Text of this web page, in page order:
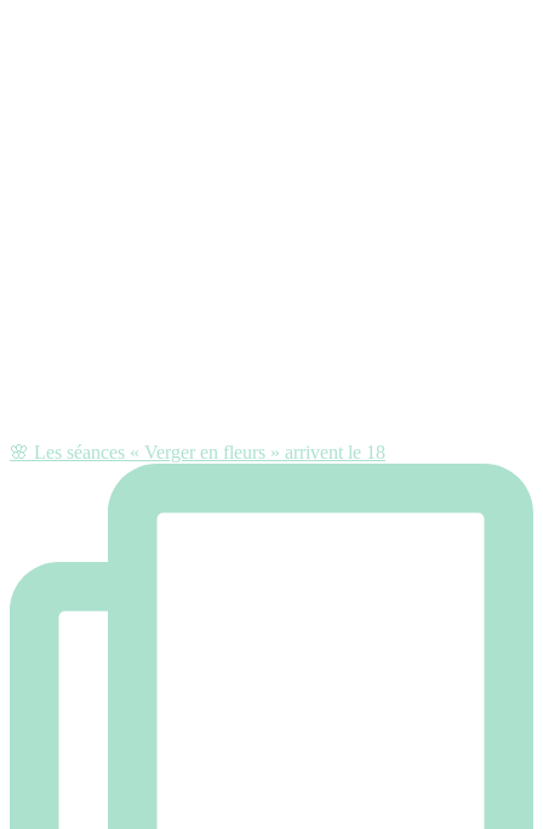
🌸 Les séances « Verger en fleurs » arrivent le 18